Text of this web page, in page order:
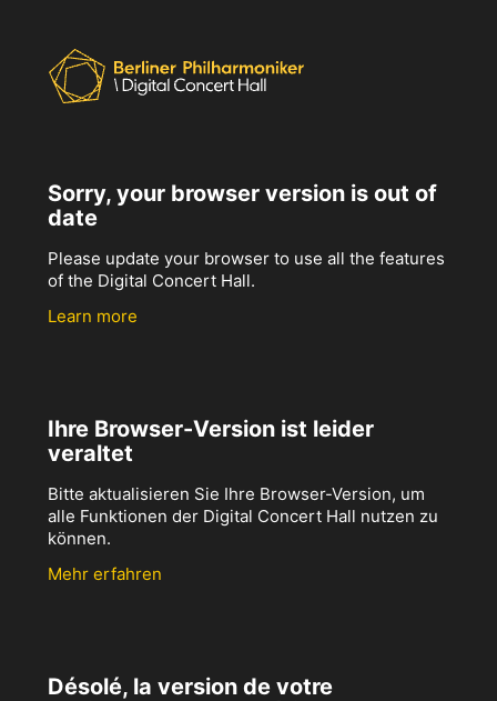
Sorry, your browser version is out of
date
Please update your browser to use all the features
of the Digital Concert Hall.
Learn more
Ihre Browser-Version ist leider
veraltet
Bitte aktualisieren Sie Ihre Browser-Version, um
alle Funktionen der Digital Concert Hall nutzen zu
können.
Mehr erfahren
Désolé, la version de votre